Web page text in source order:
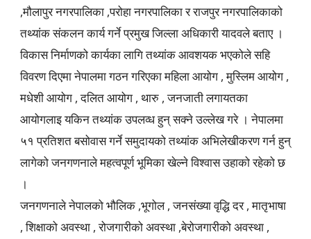
,मौलापुर नगरपालिका ,परोहा नगरपालिका र राजपुर नगरपालिकाको
तथ्यांक संकलन कार्य गर्ने प्रमुख जिल्ला अधिकारी यादवले बताए ।
विकास निर्माणको कार्यका लागि तथ्यांक आवशयक भएकोले सहि
विवरण दिएमा नेपालमा गठन गरिएका महिला आयोग , मुस्लिम आयोग ,
मधेशी आयोग , दलित आयोग , थारु , जनजाती लगायतका
आयोगलाइ यकिन तथ्यांक उपलव्ध हुन् सक्ने उल्लेख गरे । नेपालमा
५१ प्रतिशत बसोवास गर्ने समुदायको तथ्यांक अभिलेखीकरण गर्न हुन्
लागेको जनगणनाले महत्वपूर्ण भूमिका खेल्ने विश्वास उहाको रहेको छ
।
जनगणनाले नेपालको भौलिक ,भूगोल , जनसंख्या वृद्धि दर , मातृभाषा
, शिक्षाको अवस्था , रोजगारीको अवस्था ,बेरोजगारीको अवस्था ,